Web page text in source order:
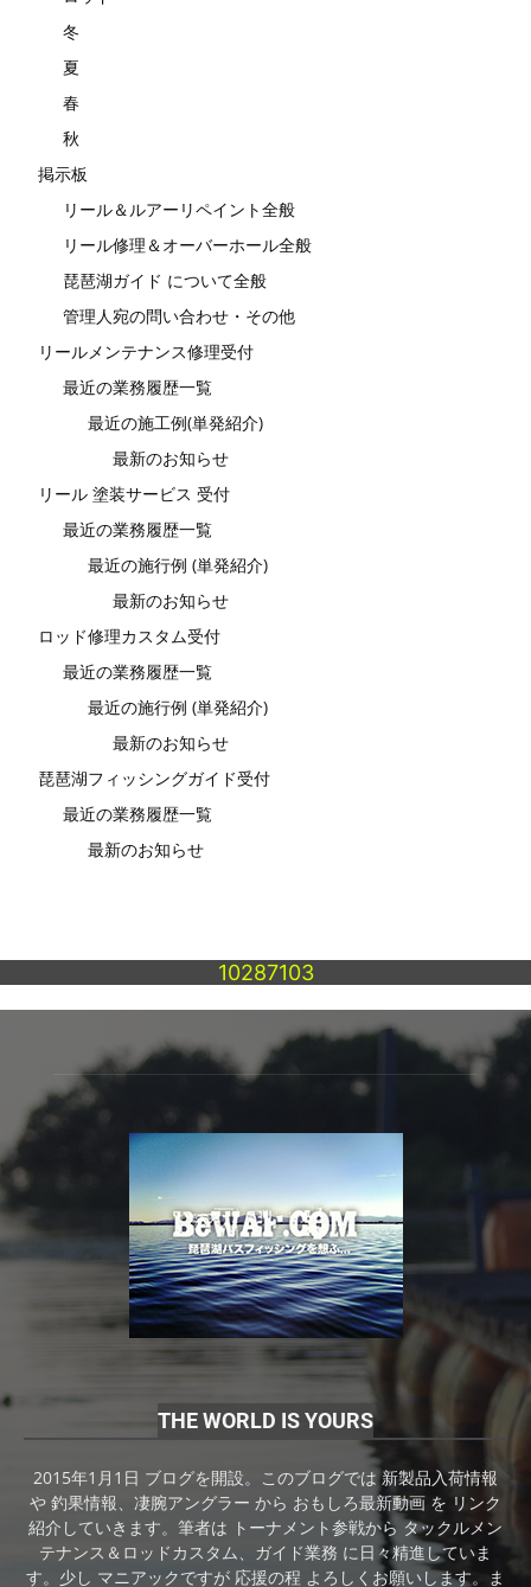
冬
夏
春
秋
掲示板
リール＆ルアーリペイント全般
リール修理＆オーバーホール全般
琵琶湖ガイド について全般
管理人宛の問い合わせ・その他
リールメンテナンス修理受付
最近の業務履歴一覧
最近の施工例(単発紹介)
最新のお知らせ
リール 塗装サービス 受付
最近の業務履歴一覧
最近の施行例 (単発紹介)
最新のお知らせ
ロッド修理カスタム受付
最近の業務履歴一覧
最近の施行例 (単発紹介)
最新のお知らせ
琵琶湖フィッシングガイド受付
最近の業務履歴一覧
最新のお知らせ
10287103
THE WORLD IS YOURS
2015年1月1日 ブログを開設。このブログでは 新製品入荷情報
や 釣果情報、凄腕アングラー から おもしろ最新動画 を リンク
紹介していきます。筆者は トーナメント参戦から タックルメン
テナンス＆ロッドカスタム、ガイド業務 に日々精進していま
す。少し マニアックですが 応援の程 よろしくお願いします。ま